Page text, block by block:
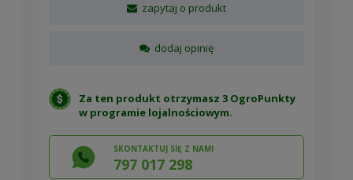
zapytaj o produkt
dodaj opinię
Za ten produkt otrzymasz 3 OgroPunkty
w programie lojalnościowym.
SKONTAKTUJ SIĘ Z NAMI
797 017 298